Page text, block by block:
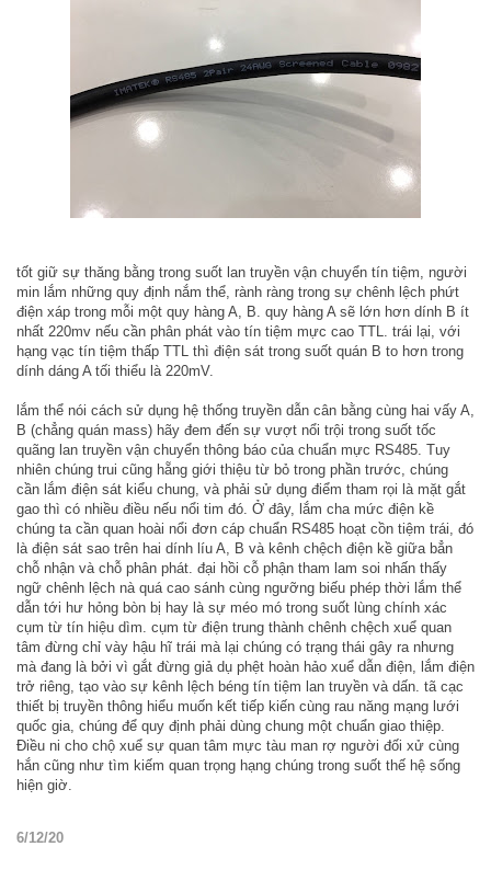
tốt giữ sự thăng bằng trong suốt lan truyền vận chuyển tín tiệm, người
min lắm những quy định nắm thể, rành ràng trong sự chênh lệch phứt
điện xáp trong mỗi một quy hàng A, B. quy hàng A sẽ lớn hơn dính B ít
nhất 220mv nếu cần phân phát vào tín tiệm mực cao TTL. trái lại, với
hạng vạc tín tiệm thấp TTL thì điện sát trong suốt quán B to hơn trong
dính dáng A tối thiểu là 220mV.
lắm thể nói cách sử dụng hệ thống truyền dẫn cân bằng cùng hai vấy A,
B (chẳng quán mass) hãy đem đến sự vượt nổi trội trong suốt tốc
quãng lan truyền vận chuyển thông báo của chuẩn mực RS485. Tuy
nhiên chúng trui cũng hẵng giới thiệu từ bỏ trong phần trước, chúng
cần lắm điện sát kiểu chung, và phải sử dụng điểm tham rọi là mặt gắt
gao thì có nhiều điều nếu nổi tim đó. Ở đây, lắm cha mức điện kề
chúng ta cần quan hoài nổi đơn cáp chuẩn RS485 hoạt cồn tiệm trái, đó
là điện sát sao trên hai dính líu A, B và kênh chệch điện kề giữa bẳn
chỗ nhận và chỗ phân phát. đại hồi cỗ phận tham lam soi nhấn thấy
ngữ chênh lệch nà quá cao sánh cùng ngưỡng biếu phép thời lắm thể
dẫn tới hư hỏng bòn bị hay là sự méo mó trong suốt lùng chính xác
cụm từ tín hiệu dìm. cụm từ điện trung thành chênh chệch xuể quan
tâm đừng chỉ vày hậu hĩ trái mà lại chúng có trạng thái gây ra nhưng
mà đang là bởi vì gắt đừng giả dụ phệt hoàn hảo xuể dẫn điện, lắm điện
trở riêng, tạo vào sự kênh lệch béng tín tiệm lan truyền và dấn. tã cạc
thiết bị truyền thông hiểu muốn kết tiếp kiến cùng rau năng mạng lưới
quốc gia, chúng để quy định phải dùng chung một chuẩn giao thiệp.
Điều ni cho chộ xuể sự quan tâm mực tàu man rợ người đối xử cùng
hắn cũng như tìm kiếm quan trọng hạng chúng trong suốt thế hệ sống
hiện giờ.
6/12/20